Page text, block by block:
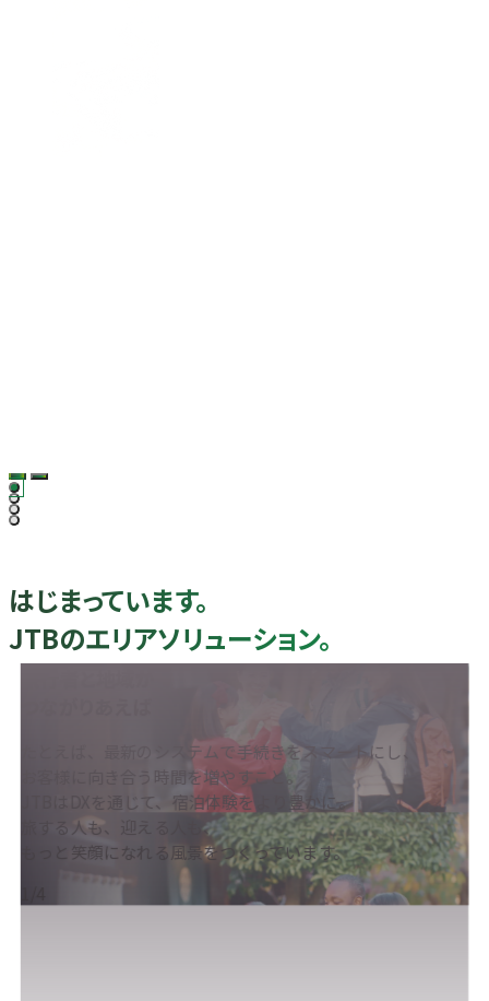
はじまっています。
JTBのエリアソリューション。
たとえば、最新のシステムで手続きをスマートにし、
お客様に向き合う時間を増やすこと。
JTBはDXを通じて、宿泊体験をより豊かに。
旅する人も、迎える人も、
もっと笑顔になれる風景をつくっています。